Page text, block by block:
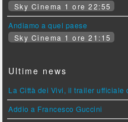
Sky Cinema 1 ore 22:55
Andiamo a quel paese
Sky Cinema 1 ore 21:15
Ultime news
La Città dei Vivi, il trailer ufficiale
Addio a Francesco Guccini